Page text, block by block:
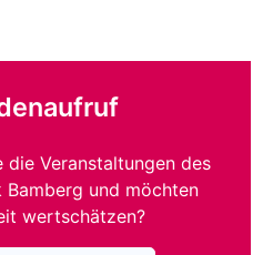
die Veranstaltungen des
Bamberg und möchten
wertschätzen?